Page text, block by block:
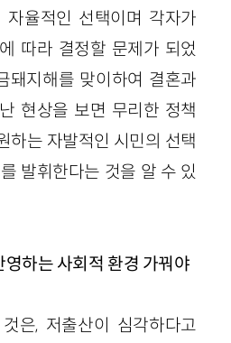
율적인 선택이며 각자가
따라 결정할 문제가 되었
돼지해를 맞이하여 결혼과
현상을 보면 무리한 정책
하는 자발적인 시민의 선택
발휘한다는 것을 알 수 있
하는 사회적 환경 가꿔야
은, 저출산이 심각하다고